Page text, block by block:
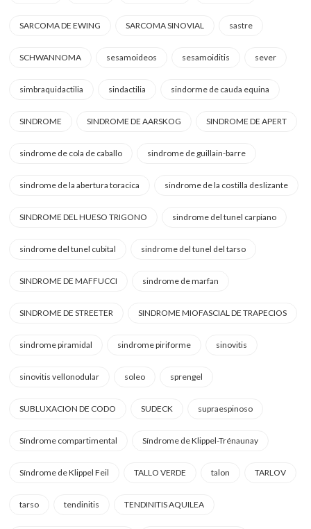
SARCOMA DE EWING SARCOMA SINOVIAL sastre
SCHWANNOMA sesamoideos sesamoiditis sever
simbraquidactilia sindactilia sindorme de cauda equina
SINDROME SINDROME DE AARSKOG SINDROME DE APERT
sindrome de cola de caballo sindrome de guillain-barre
sindrome de la abertura toracica sindrome de la costilla deslizante
SINDROME DEL HUESO TRIGONO sindrome del tunel carpiano
sindrome del tunel cubital sindrome del tunel del tarso
SINDROME DE MAFFUCCI sindrome de marfan
SINDROME DE STREETER SINDROME MIOFASCIAL DE TRAPECIOS
sindrome piramidal sindrome piriforme sinovitis
sinovitis vellonodular soleo sprengel
SUBLUXACION DE CODO SUDECK supraespinoso
Síndrome compartimental Síndrome de Klippel-Trénaunay
Síndrome de Klippel Feil TALLO VERDE talon TARLOV
tarso tendinitis TENDINITIS AQUILEA